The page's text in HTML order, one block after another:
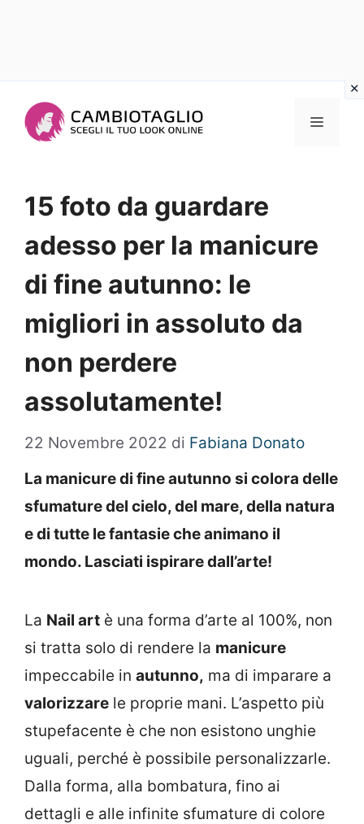
Menu
15 foto da guardare
adesso per la manicure
di fine autunno: le
migliori in assoluto da
non perdere
assolutamente!
22 Novembre 2022 di Fabiana Donato
La manicure di fine autunno si colora delle
sfumature del cielo, del mare, della natura
e di tutte le fantasie che animano il
mondo. Lasciati ispirare dall’arte!
La Nail art è una forma d’arte al 100%, non
si tratta solo di rendere la manicure
impeccabile in autunno, ma di imparare a
valorizzare le proprie mani. L’aspetto più
stupefacente è che non esistono unghie
uguali, perché è possibile personalizzarle.
Dalla forma, alla bombatura, fino ai
dettagli e alle infinite sfumature di colore